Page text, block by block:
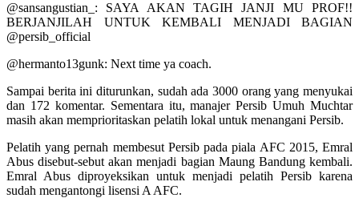
@sansangustian_: SAYA AKAN TAGIH JANJI MU PROF!!
BERJANJILAH UNTUK KEMBALI MENJADI BAGIAN
@persib_official
@hermanto13gunk: Next time ya coach.
Sampai berita ini diturunkan, sudah ada 3000 orang yang menyukai
dan 172 komentar. Sementara itu, manajer Persib Umuh Muchtar
masih akan memprioritaskan pelatih lokal untuk menangani Persib.
Pelatih yang pernah membesut Persib pada piala AFC 2015, Emral
Abus disebut-sebut akan menjadi bagian Maung Bandung kembali.
Emral Abus diproyeksikan untuk menjadi pelatih Persib karena
sudah mengantongi lisensi A AFC.